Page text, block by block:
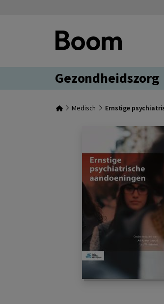
Gezondheidszorg
Medisch Ernstige